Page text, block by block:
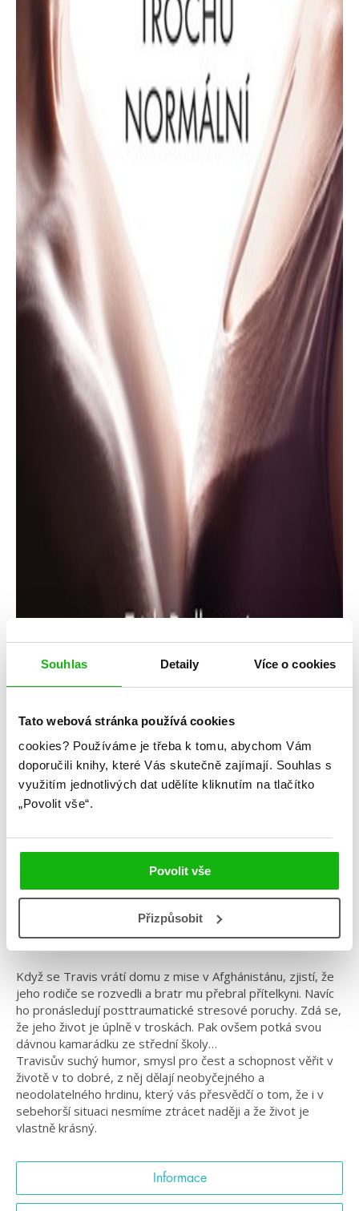
Souhlas Detaily Více o cookies
Tato webová stránka používá cookies
cookies? Používáme je třeba k tomu, abychom Vám
doporučili knihy, které Vás skutečně zajímají. Souhlas s
využitím jednotlivých dat udělíte kliknutím na tlačítko
„Povolit vše“.
Povolit vše
Přizpůsobit
Žánr: Contemporary
Aspoň trochu normální
Trish Dollerová
#prostarší
#psychicképroblémy #standalone #trishdoller
Poutavý příběh o víře a naději
Když se Travis vrátí domu z mise v Afghánistánu, zjistí, že
jeho rodiče se rozvedli a bratr mu přebral přítelkyni. Navíc
ho pronásledují posttraumatické stresové poruchy. Zdá se,
že jeho život je úplně v troskách. Pak ovšem potká svou
dávnou kamarádku ze střední školy…
Travisův suchý humor, smysl pro čest a schopnost věřit v
životě v to dobré, z něj dělají neobyčejného a
neodolatelného hrdinu, který vás přesvědčí o tom, že i v
sebehorší situaci nesmíme ztrácet naději a že život je
vlastně krásný.
Informace